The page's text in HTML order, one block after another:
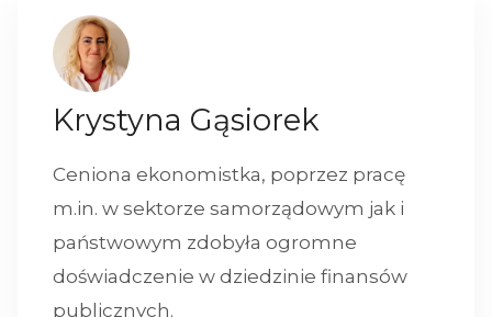
Krystyna Gąsiorek
Ceniona ekonomistka, poprzez pracę
m.in. w sektorze samorządowym jak i
państwowym zdobyła ogromne
doświadczenie w dziedzinie finansów
publicznych.